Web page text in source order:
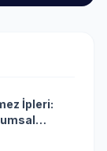
İpleri: